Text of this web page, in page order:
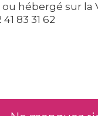
ou hébergé sur
83 31 62